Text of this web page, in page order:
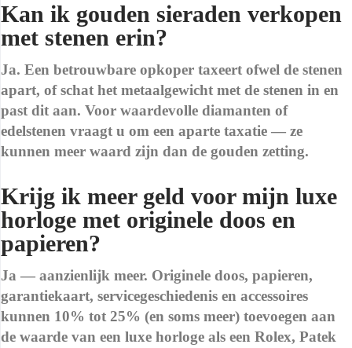
Kan ik gouden sieraden verkopen
met stenen erin?
Ja. Een betrouwbare opkoper taxeert ofwel de stenen
apart, of schat het metaalgewicht met de stenen in en
past dit aan. Voor waardevolle diamanten of
edelstenen vraagt u om een aparte taxatie — ze
kunnen meer waard zijn dan de gouden zetting.
Krijg ik meer geld voor mijn luxe
horloge met originele doos en
papieren?
Ja — aanzienlijk meer. Originele doos, papieren,
garantiekaart, servicegeschiedenis en accessoires
kunnen 10% tot 25% (en soms meer) toevoegen aan
de waarde van een luxe horloge als een Rolex, Patek